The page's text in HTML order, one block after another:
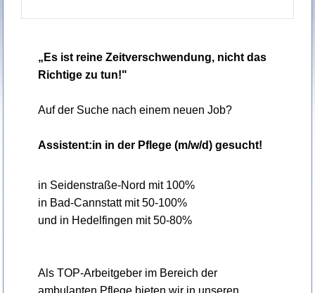
„Es ist reine Zeitverschwendung, nicht das
Richtige zu tun!"
Auf der Suche nach einem neuen Job?
Assistent:in in der Pflege (m/w/d) gesucht!
in Seidenstraße-Nord mit 100%
in Bad-Cannstatt mit 50-100%
und in Hedelfingen mit 50-80%
Als TOP-Arbeitgeber im Bereich der
ambulanten Pflege bieten wir in unseren